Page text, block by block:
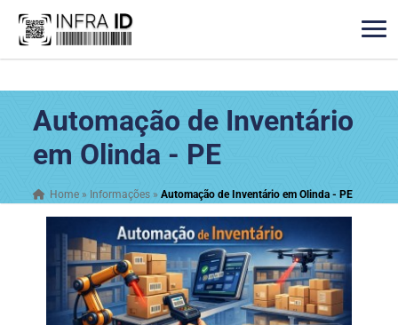
Automação de Inventário
em Olinda - PE
Home » Informações »Automação de Inventário em Olinda - PE